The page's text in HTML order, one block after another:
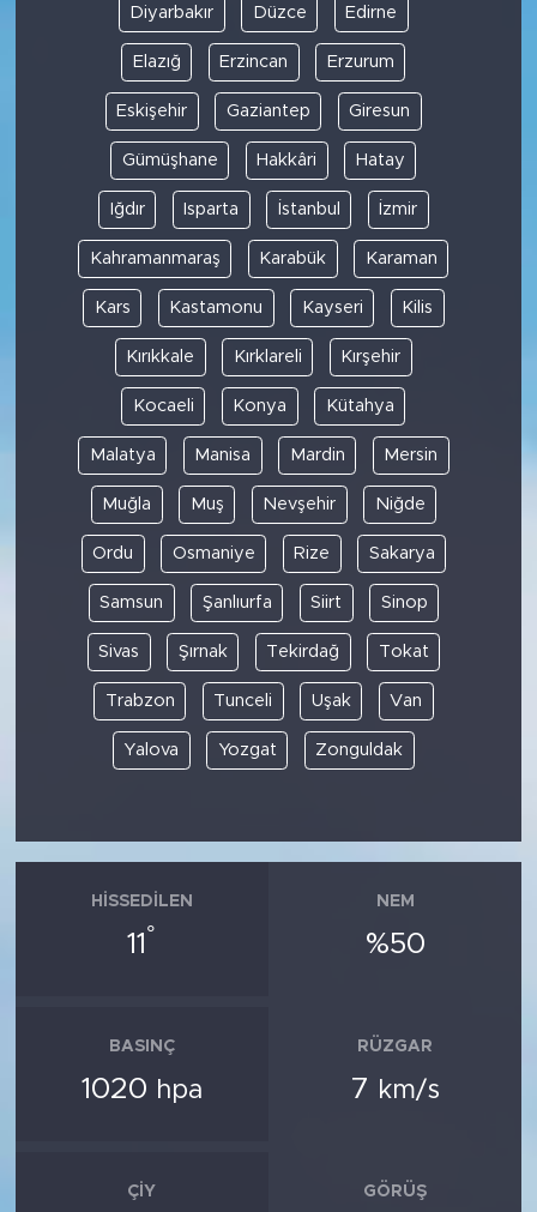
Diyarbakır Düzce Edirne
Elazığ Erzincan Erzurum
Eskişehir Gaziantep Giresun
Gümüşhane Hakkâri Hatay
Iğdır Isparta İstanbul İzmir
Kahramanmaraş Karabük Karaman
Kars Kastamonu Kayseri Kilis
Kırıkkale Kırklareli Kırşehir
Kocaeli Konya Kütahya
Malatya Manisa Mardin Mersin
Muğla Muş Nevşehir Niğde
Ordu Osmaniye Rize Sakarya
Samsun Şanlıurfa Siirt Sinop
Sivas Şırnak Tekirdağ Tokat
Trabzon Tunceli Uşak Van
Yalova Yozgat Zonguldak
HISSEDILEN
11 °
NEM
%50
BASINÇ
1020 hpa
RÜZGAR
7 km/s
ÇIY GÖRÜŞ